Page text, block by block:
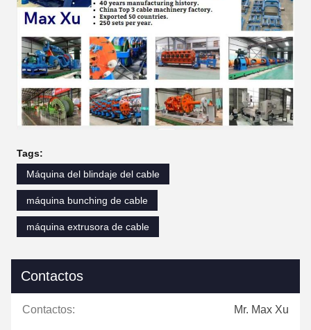
Tags:
Máquina del blindaje del cable
máquina bunching de cable
máquina extrusora de cable
Contactos
Contactos: Mr. Max Xu